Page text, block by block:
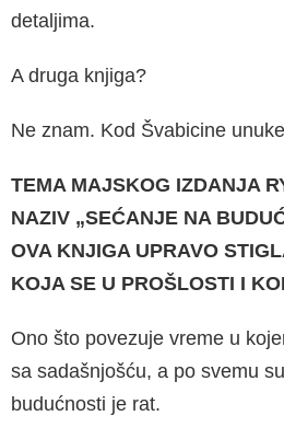
detaljima.
A druga knjiga?
Ne znam. Kod Švabicine
TEMA MAJSKOG IZDANJA
NAZIV „SEĆANJE NA
OVA KNJIGA UPRAVO
KOJA SE U PROŠLOSTI I
Ono što povezuje vreme u
sa sadašnjošću, a po svemu
budućnosti je rat.